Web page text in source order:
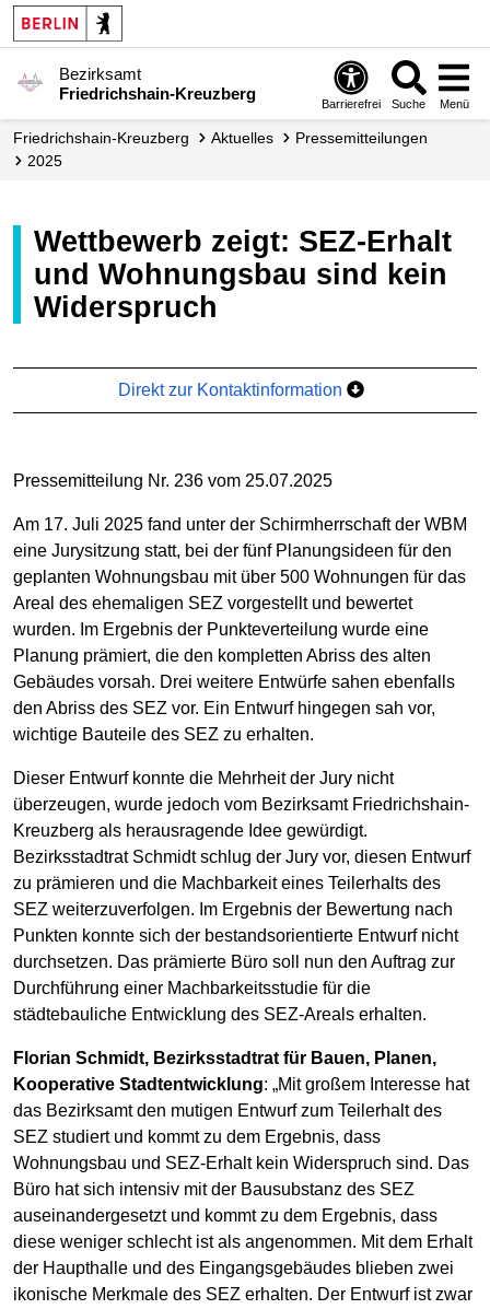
Bezirksamt
Friedrichshain-Kreuzberg
Barrierefrei Suche Menü
Friedrichshain-Kreuzberg Aktuelles
Presse­mitteilungen
2025
Wettbewerb zeigt: SEZ-Erhalt
und Wohnungsbau sind kein
Widerspruch
Direkt zur Kontaktinformation
Pressemitteilung Nr. 236 vom 25.07.2025
Am 17. Juli 2025 fand unter der Schirmherrschaft der WBM
eine Jurysitzung statt, bei der fünf Planungsideen für den
geplanten Wohnungsbau mit über 500 Wohnungen für das
Areal des ehemaligen SEZ vorgestellt und bewertet
wurden. Im Ergebnis der Punkteverteilung wurde eine
Planung prämiert, die den kompletten Abriss des alten
Gebäudes vorsah. Drei weitere Entwürfe sahen ebenfalls
den Abriss des SEZ vor. Ein Entwurf hingegen sah vor,
wichtige Bauteile des SEZ zu erhalten.
Dieser Entwurf konnte die Mehrheit der Jury nicht
überzeugen, wurde jedoch vom Bezirksamt Friedrichshain-
Kreuzberg als herausragende Idee gewürdigt.
Bezirksstadtrat Schmidt schlug der Jury vor, diesen Entwurf
zu prämieren und die Machbarkeit eines Teilerhalts des
SEZ weiterzuverfolgen. Im Ergebnis der Bewertung nach
Punkten konnte sich der bestandsorientierte Entwurf nicht
durchsetzen. Das prämierte Büro soll nun den Auftrag zur
Durchführung einer Machbarkeitsstudie für die
städtebauliche Entwicklung des SEZ-Areals erhalten.
Florian Schmidt, Bezirksstadtrat für Bauen, Planen,
Kooperative Stadtentwicklung: „Mit großem Interesse hat
das Bezirksamt den mutigen Entwurf zum Teilerhalt des
SEZ studiert und kommt zu dem Ergebnis, dass
Wohnungsbau und SEZ-Erhalt kein Widerspruch sind. Das
Büro hat sich intensiv mit der Bausubstanz des SEZ
auseinandergesetzt und kommt zu dem Ergebnis, dass
diese weniger schlecht ist als angenommen. Mit dem Erhalt
der Haupthalle und des Eingangsgebäudes blieben zwei
ikonische Merkmale des SEZ erhalten. Der Entwurf ist zwar